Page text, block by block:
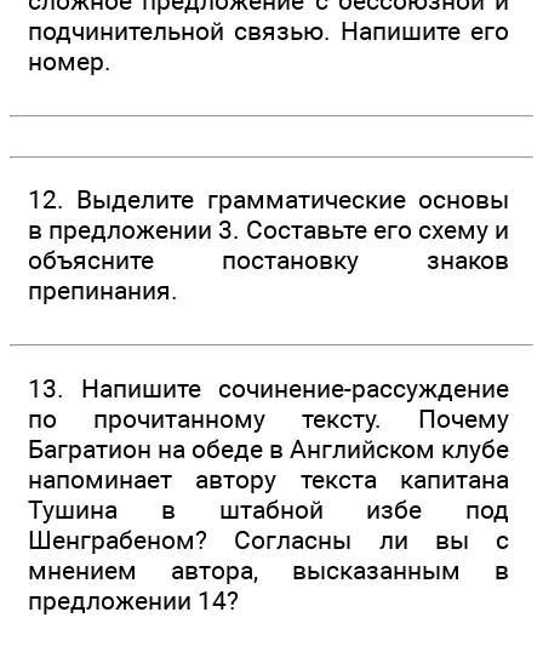
подчинительной связью. Напишите его
номер.
12. Выделите грамматические основы
в предложении 3. Составьте его схему и
объясните постановку знаков
препинания.
13. Напишите сочинение-рассуждение
по прочитанному тексту. Почему
Багратион на обеде в Английском клубе
напоминает автору текста капитана
Тушина в штабной избе под
Шенграбеном? Согласны ли вы с
мнением автора, высказанным в
предложении 14?